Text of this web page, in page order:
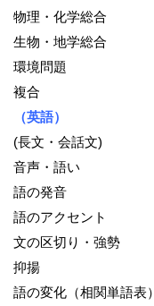
物理・化学総合
生物・地学総合
環境問題
複合
（英語）
(長文・会話文)
音声・語い
語の発音
語のアクセント
文の区切り・強勢
抑揚
語の変化（相関単語表）